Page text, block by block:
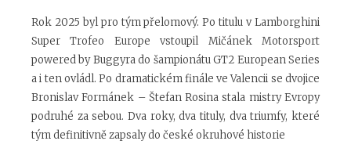
Rok 2025 byl pro tým přelomový. Po titulu v Lamborghini
Super Trofeo Europe vstoupil Mičánek Motorsport
powered by Buggyra do šampionátu GT2 European Series
a i ten ovládl. Po dramatickém finále ve Valencii se dvojice
Bronislav Formánek – Štefan Rosina stala mistry Evropy
podruhé za sebou. Dva roky, dva tituly, dva triumfy, které
tým definitivně zapsaly do české okruhové historie